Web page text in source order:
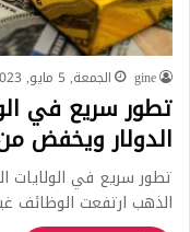
gine الجمعة, 5 مايو, 2023
تطور سريع في
الدولار ويخفض
تطور سريع في الولايات
الذهب ارتفعت الوظائف